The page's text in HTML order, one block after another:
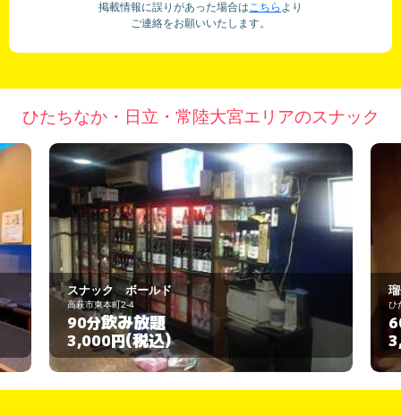
掲載情報に誤りがあった場合はこちら より
ご連絡をお願いいたします。
ひたちなか・日立・常陸大宮エリアのスナック
瑠奈
ひたちなか市湊中央1-7-33
60分 飲み放題
3,000円 (税込)